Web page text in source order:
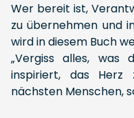
Wer bereit ist,
zu übernehmen und
wird in diesem Buch
„Vergiss alles, was
inspiriert, das
nächsten Menschen,